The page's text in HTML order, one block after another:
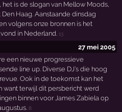
is de slogan van Mellow Moods,
Haag. Aanstaande dinsdag
volgens onze bronnen is het
in Nederland.13
27 mei 2005
een nieuwe progressieve
line up. Diverse DJ’s die hoog
Ook in de toekomst kan het
terwijl dit persbericht werd
binnen voor James Zabiela op
8